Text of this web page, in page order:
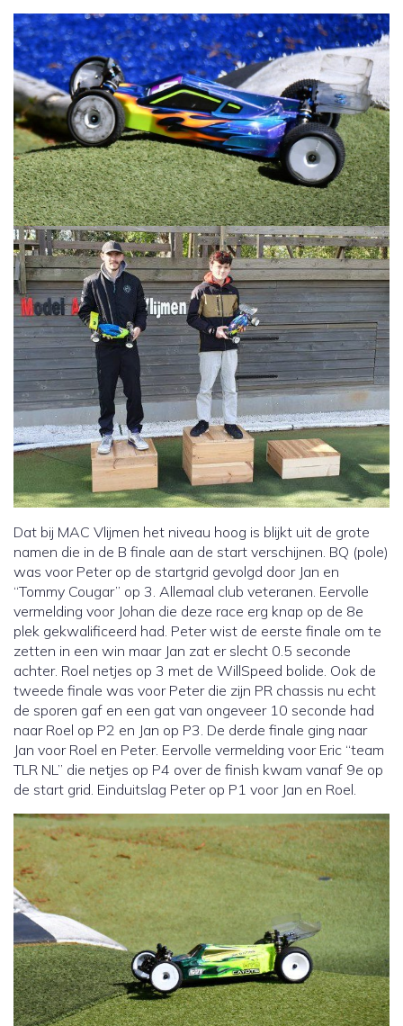
Dat bij MAC Vlijmen het niveau hoog is blijkt uit de grote
namen die in de B finale aan de start verschijnen. BQ (pole)
was voor Peter op de startgrid gevolgd door Jan en
“Tommy Cougar” op 3. Allemaal club veteranen. Eervolle
vermelding voor Johan die deze race erg knap op de 8e
plek gekwalificeerd had. Peter wist de eerste finale om te
zetten in een win maar Jan zat er slecht 0.5 seconde
achter. Roel netjes op 3 met de WillSpeed bolide. Ook de
tweede finale was voor Peter die zijn PR chassis nu echt
de sporen gaf en een gat van ongeveer 10 seconde had
naar Roel op P2 en Jan op P3. De derde finale ging naar
Jan voor Roel en Peter. Eervolle vermelding voor Eric “team
TLR NL” die netjes op P4 over de finish kwam vanaf 9e op
de start grid. Einduitslag Peter op P1 voor Jan en Roel.